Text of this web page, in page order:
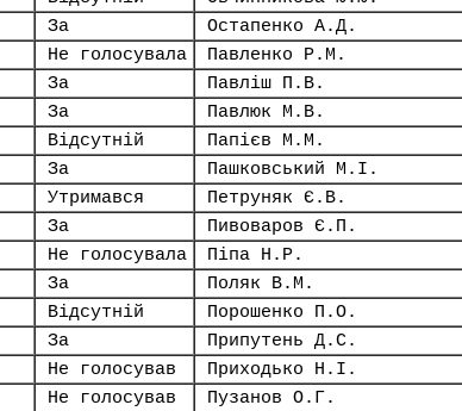
За Остапенко А.Д.
Не голосувала Павленко Р.М.
За Павліш П.В.
За Павлюк М.В.
Відсутній Папієв М.М.
За Пашковський М.І.
Утримався Петруняк Є.В.
За Пивоваров Є.П.
Не голосувала Піпа Н.Р.
За Поляк В.М.
Відсутній Порошенко П.О.
За Припутень Д.С.
Не голосував Приходько Н.І.
Не голосував Пузанов О.Г.